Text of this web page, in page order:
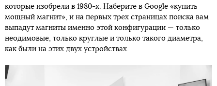
которые изобрели в 1980-х. Наберите в Google «купить
мощный магнит», и на первых трех страницах поиска вам
выпадут магниты именно этой конфигурации — только
неодимовые, только круглые и только такого диаметра,
как были на этих двух устройствах.